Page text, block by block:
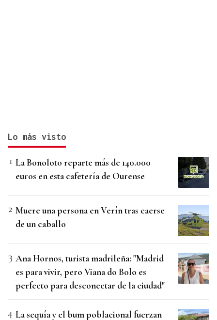
Lo más visto
La Bonoloto reparte más de 140.000
euros en esta cafetería de Ourense
Muere una persona en Verín tras caerse
de un caballo
Ana Hornos, turista madrileña: "Madrid
es para vivir, pero Viana do Bolo es
perfecto para desconectar de la ciudad"
La sequía y el bum poblacional fuerzan